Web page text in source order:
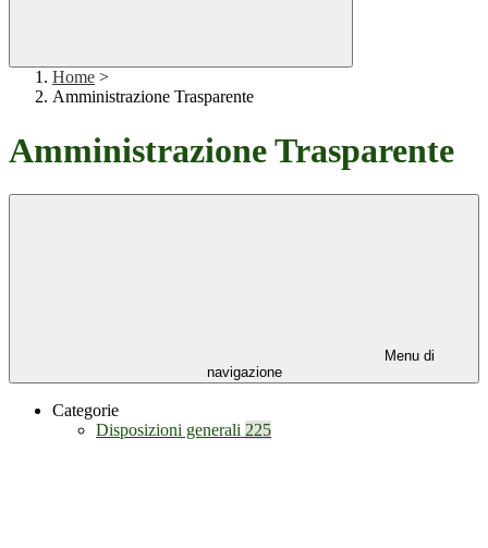
Home >
Amministrazione Trasparente
Amministrazione Trasparente
Menu di
navigazione
Categorie
Disposizioni generali 225